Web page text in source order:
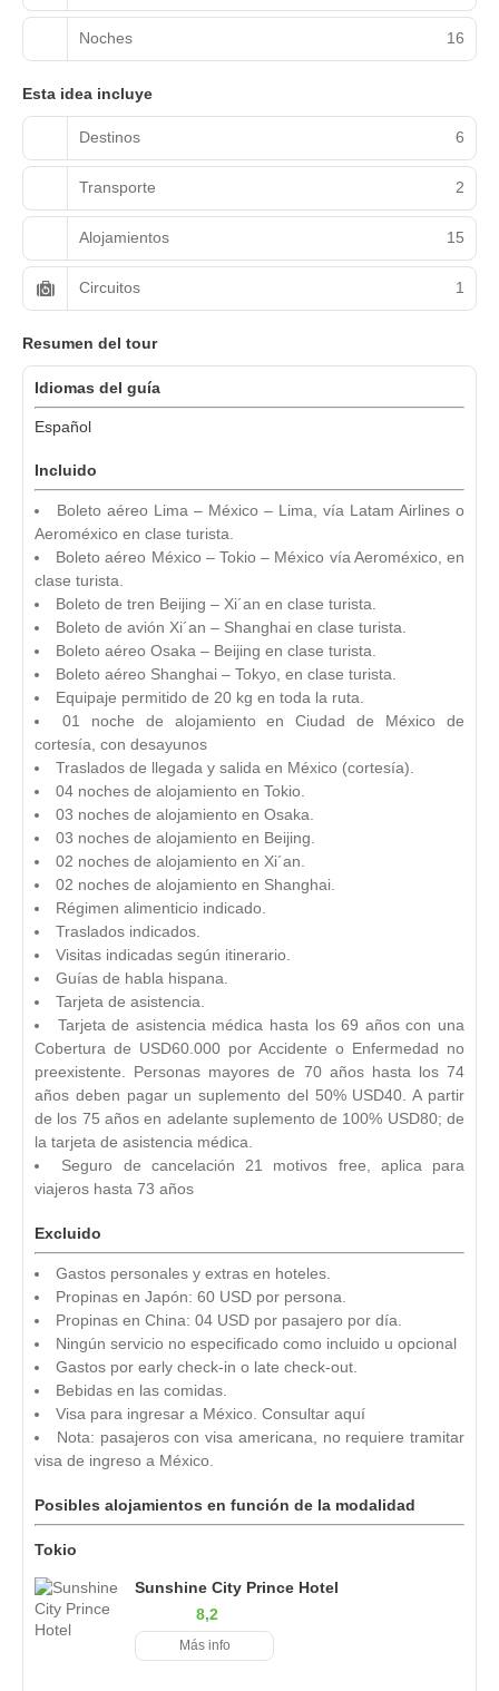
Noches 16
Esta idea incluye
Destinos 6
Transporte 2
Alojamientos 15
Circuitos 1
Resumen del tour
Idiomas del guía
Español
Incluido
Boleto aéreo Lima – México – Lima, vía Latam Airlines o
Aeroméxico en clase turista.
Boleto aéreo México – Tokio – México vía Aeroméxico, en
clase turista.
Boleto de tren Beijing – Xi´an en clase turista.
Boleto de avión Xi´an – Shanghai en clase turista.
Boleto aéreo Osaka – Beijing en clase turista.
Boleto aéreo Shanghai – Tokyo, en clase turista.
Equipaje permitido de 20 kg en toda la ruta.
01 noche de alojamiento en Ciudad de México de
cortesía, con desayunos
Traslados de llegada y salida en México (cortesía).
04 noches de alojamiento en Tokio.
03 noches de alojamiento en Osaka.
03 noches de alojamiento en Beijing.
02 noches de alojamiento en Xi´an.
02 noches de alojamiento en Shanghai.
Régimen alimenticio indicado.
Traslados indicados.
Visitas indicadas según itinerario.
Guías de habla hispana.
Tarjeta de asistencia.
Tarjeta de asistencia médica hasta los 69 años con una
Cobertura de USD60.000 por Accidente o Enfermedad no
preexistente. Personas mayores de 70 años hasta los 74
años deben pagar un suplemento del 50% USD40. A partir
de los 75 años en adelante suplemento de 100% USD80; de
la tarjeta de asistencia médica.
Seguro de cancelación 21 motivos free, aplica para
viajeros hasta 73 años
Excluido
Gastos personales y extras en hoteles.
Propinas en Japón: 60 USD por persona.
Propinas en China: 04 USD por pasajero por día.
Ningún servicio no especificado como incluido u opcional
Gastos por early check-in o late check-out.
Bebidas en las comidas.
Visa para ingresar a México. Consultar aquí
Nota: pasajeros con visa americana, no requiere tramitar
visa de ingreso a México.
Posibles alojamientos en función de la modalidad
Tokio
Sunshine City Prince Hotel
8,2
Más info